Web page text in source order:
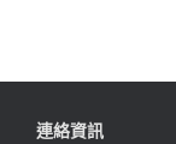
連絡資訊